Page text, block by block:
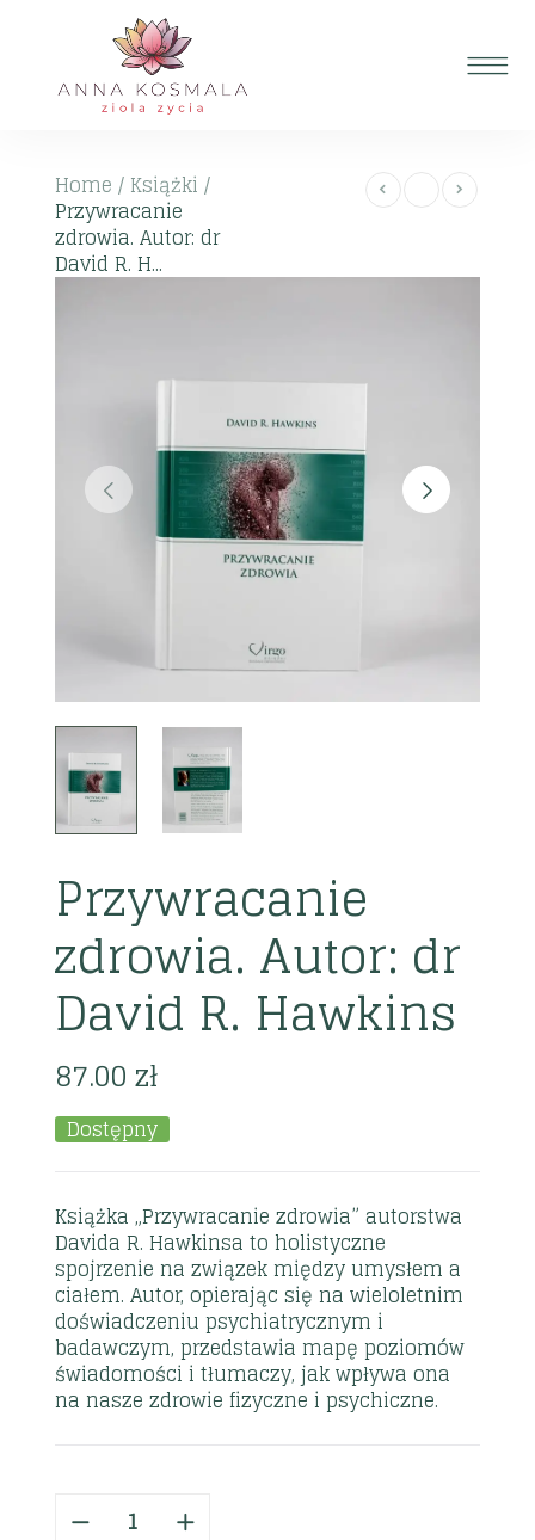
Home / Książki /
Przywracanie
zdrowia. Autor: dr
David R. H...
Przywracanie
zdrowia. Autor: dr
David R. Hawkins
87.00zł
Dostępny
Książka „Przywracanie zdrowia” autorstwa
Davida R. Hawkinsa to holistyczne
spojrzenie na związek między umysłem a
ciałem. Autor, opierając się na wieloletnim
doświadczeniu psychiatrycznym i
badawczym, przedstawia mapę poziomów
świadomości i tłumaczy, jak wpływa ona
na nasze zdrowie fizyczne i psychiczne.